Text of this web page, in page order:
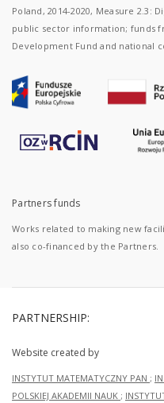
Poland, 2014-2020, Measure 2.3:
public sector information; funds
Development Fund and national
Partners funds
Works related to making new
also co-financed by the Partners.
PARTNERSHIP:
Website created by
INSTYTUT MATEMATYCZNY PAN ;
POLSKIEJ AKADEMII NAUK ;